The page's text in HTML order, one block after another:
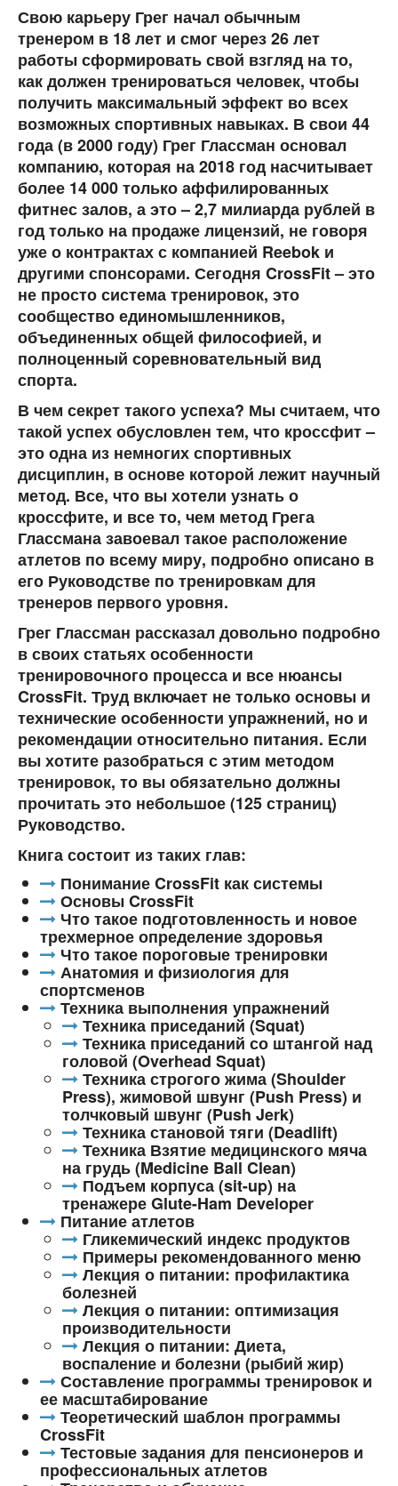
Свою карьеру Грег начал обычным
тренером в 18 лет и смог через 26 лет
работы сформировать свой взгляд на то,
как должен тренироваться человек, чтобы
получить максимальный эффект во всех
возможных спортивных навыках. В свои 44
года (в 2000 году) Грег Глассман основал
компанию, которая на 2018 год насчитывает
более 14 000 только аффилированных
фитнес залов, а это – 2,7 милиарда рублей в
год только на продаже лицензий, не говоря
уже о контрактах с компанией Reebok и
другими спонсорами. Сегодня CrossFit – это
не просто система тренировок, это
сообщество единомышленников,
объединенных общей философией, и
полноценный соревновательный вид
спорта.
В чем секрет такого успеха? Мы считаем, что
такой успех обусловлен тем, что кроссфит –
это одна из немногих спортивных
дисциплин, в основе которой лежит научный
метод. Все, что вы хотели узнать о
кроссфите, и все то, чем метод Грега
Глассмана завоевал такое расположение
атлетов по всему миру, подробно описано в
его Руководстве по тренировкам для
тренеров первого уровня.
Грег Глассман рассказал довольно подробно
в своих статьях особенности
тренировочного процесса и все нюансы
CrossFit. Труд включает не только основы и
технические особенности упражнений, но и
рекомендации относительно питания. Если
вы хотите разобраться с этим методом
тренировок, то вы обязательно должны
прочитать это небольшое (125 страниц)
Руководство.
Книга состоит из таких глав:
Понимание CrossFit как системы
Основы CrossFit
Что такое подготовленность и новое
трехмерное определение здоровья
Что такое пороговые тренировки
Анатомия и физиология для
спортсменов
Техника выполнения упражнений
Техника приседаний (Squat)
Техника приседаний со штангой над
головой (Overhead Squat)
Техника строгого жима (Shoulder
Press), жимовой швунг (Push Press) и
толчковый швунг (Push Jerk)
Техника становой тяги (Deadlift)
Техника Взятие медицинского мяча
на грудь (Medicine Ball Clean)
Подъем корпуса (sit-up) на
тренажере Glute-Ham Developer
Питание атлетов
Гликемический индекс продуктов
Примеры рекомендованного меню
Лекция о питании: профилактика
болезней
Лекция о питании: оптимизация
производительности
Лекция о питании: Диета,
воспаление и болезни (рыбий жир)
Составление программы тренировок и
ее масштабирование
Теоретический шаблон программы
CrossFit
Тестовые задания для пенсионеров и
профессиональных атлетов